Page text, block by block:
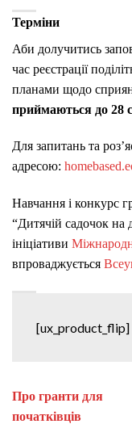
Терміни
Аби долучитись
час реєстрації
планами щодо
приймаються до 28
Для запитань та
адресою:
Навчання і конкурс
“Дитячій садочок на
ініціативи
впроваджується
[ux_product_flip]
Про гранти для
початківців